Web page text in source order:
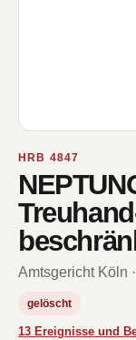
HRB 4847
Amtsgericht Köln
gelöscht
13 Ereignisse und